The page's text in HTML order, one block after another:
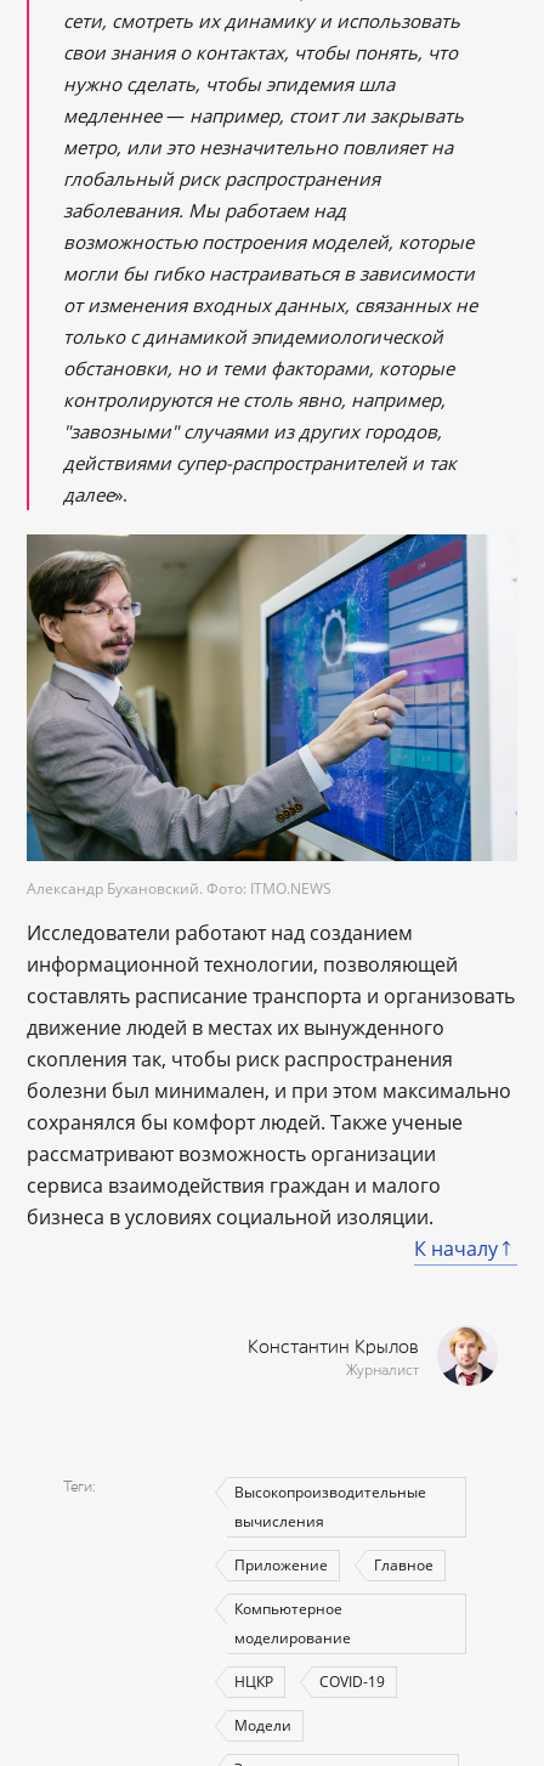
сети, смотреть их динамику и использовать
свои знания о контактах, чтобы понять, что
нужно сделать, чтобы эпидемия шла
медленнее— например, стоит ли закрывать
метро, или это незначительно повлияет на
глобальный риск распространения
заболевания. Мы работаем над
возможностью построения моделей, которые
могли бы гибко настраиваться в зависимости
от изменения входных данных, связанных не
только с динамикой эпидемиологической
обстановки, но и теми факторами, которые
контролируются не столь явно, например,
"завозными" случаями из других городов,
действиями супер-распространителей и так
далее».
Александр Бухановский. Фото: ITMO.NEWS
Исследователи работают над созданием
информационной технологии, позволяющей
составлять расписание транспорта и организовать
движение людей в местах их вынужденного
скопления так, чтобы риск распространения
болезни был минимален, и при этом максимально
сохранялся бы комфорт людей. Также ученые
рассматривают возможность организации
сервиса взаимодействия граждан и малого
бизнеса в условиях социальной изоляции.
К началу
Константин Крылов
Журналист
Теги
Высокопроизводительные
вычисления
Приложение Главное
Компьютерное
моделирование
НЦКР COVID-19
Модели